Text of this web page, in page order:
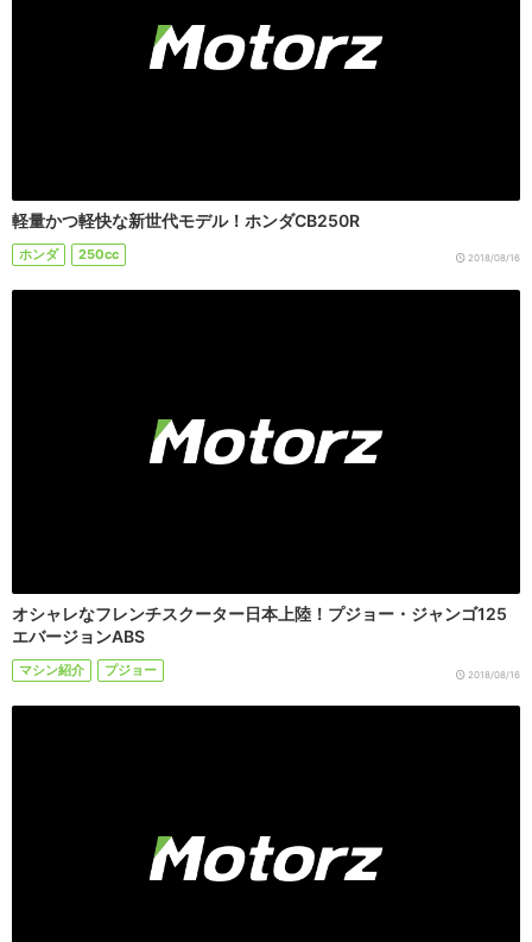
軽量かつ軽快な新世代モデル！ホンダCB250R
ホンダ 250cc 2018/08/16
オシャレなフレンチスクーター日本上陸！プジョー・ジャンゴ125
エバージョンABS
マシン紹介 プジョー 2018/08/16